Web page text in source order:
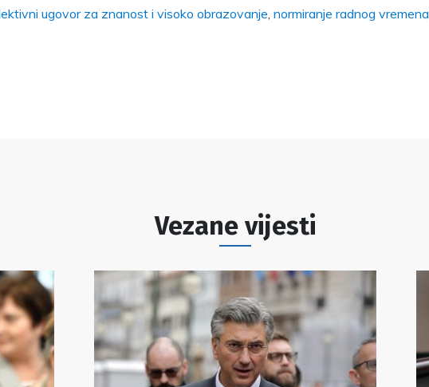
ugovor za znanost i visoko obrazovanje normiranje radnog vremena
Vezane vijesti